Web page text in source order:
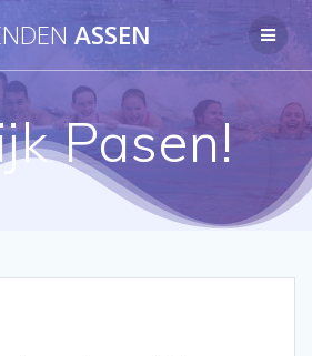
naar
inhoud
ASSEN
Pasen!